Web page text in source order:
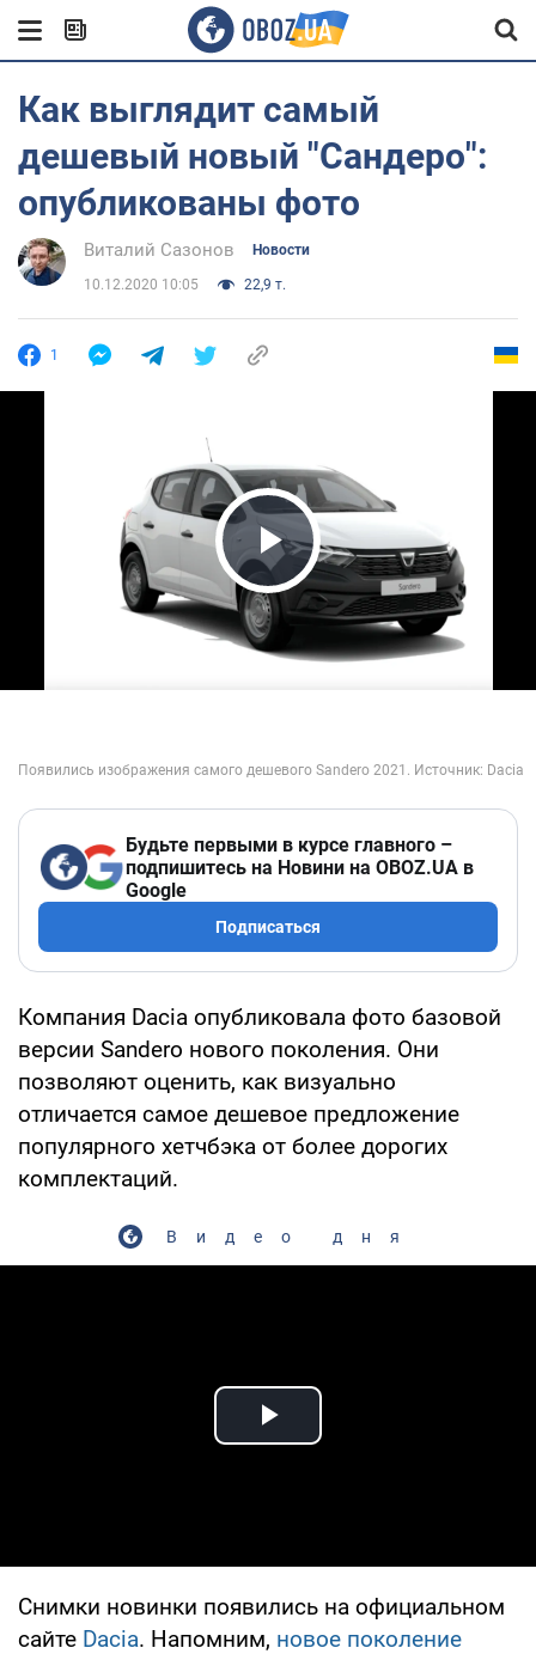
Как выглядит самый
дешевый новый "Сандеро":
опубликованы фото
Виталий Сазонов Новости
10.12.2020 10:05 22,9 т.
1
Play Video
Будьте первыми в курсе главного –
подпишитесь на Новини на OBOZ.UA в
Google
Подписаться
Компания Dacia опубликовала фото базовой
версии Sandero нового поколения. Они
позволяют оценить, как визуально
отличается самое дешевое предложение
популярного хетчбэка от более дорогих
комплектаций.
Видео дня
Play Video
Снимки новинки появились на официальном
сайте Dacia. Напомним, новое поколение